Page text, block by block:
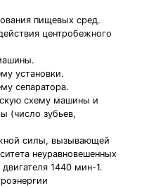
пищевых сред.
центробежного
установки.
сепаратора.
схему машины и
(число зубьев,
силы, вызывающей
неуравновешенных
1440 мин-1.